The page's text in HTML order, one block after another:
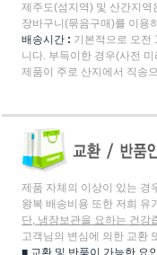
제주도(섬지역) 및 산간지역
장바구니(묶음구매)를 이용
배송시간 : 기본적으로 오전
니다. 부득이한 경우(사전
제품이 주로 산지에서 직송
제품 자체의 이상이 있는 경
왕복 배송비용 또한 저희 유
단, 냉장보관을 요하는 건강
고객님의 변심에 의한 교환
■ 교환 및 반품이 가능한 요